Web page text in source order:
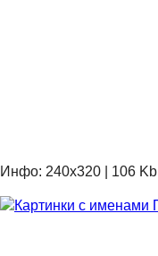
Инфо: 240х320 | 106 Kb